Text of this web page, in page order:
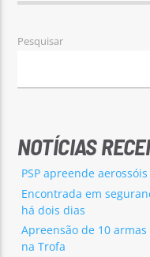
Pesquisar
NOTÍCIAS
PSP apreende
Encontrada em
há dois dias
Apreensão de 10
na Trofa